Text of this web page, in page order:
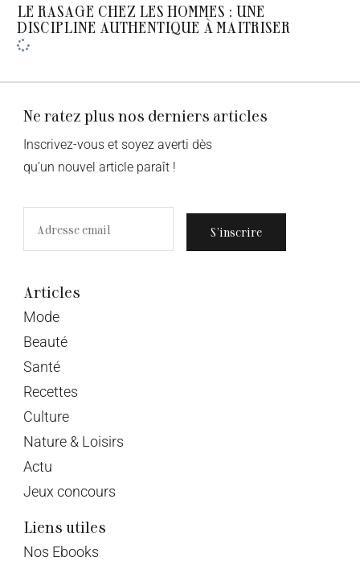
LE RASAGE CHEZ LES HOMMES : UNE
DISCIPLINE AUTHENTIQUE À MAITRISER
Ne ratez plus nos derniers articles
Inscrivez-vous et soyez averti dès
qu’un nouvel article paraît !
S’inscrire
Articles
Mode
Beauté
Santé
Recettes
Culture
Nature & Loisirs
Actu
Jeux concours
Liens utiles
Nos Ebooks